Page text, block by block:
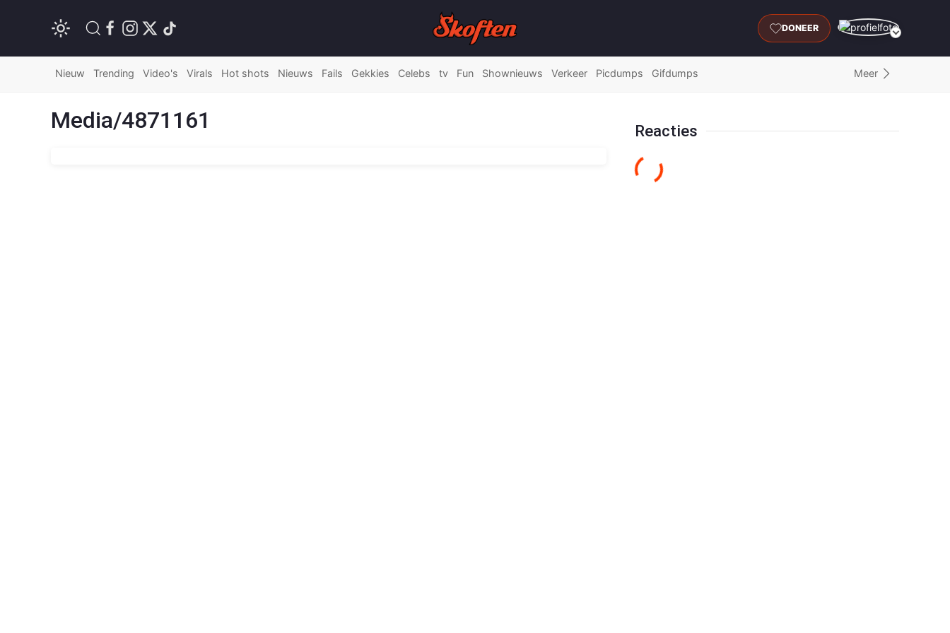
DONEER
Nieuw Trending Video's Virals Hot shots Nieuws Fails Gekkies Celebs tv Fun Shownieuws Verkeer Picdumps Gifdumps Meer
Media/4871161 Reacties